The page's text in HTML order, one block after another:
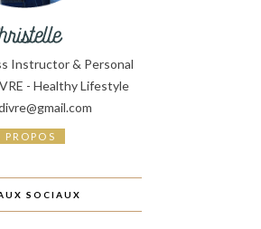
Instructor & Personal
- Healthy Lifestyle
PROPOS
SOCIAUX